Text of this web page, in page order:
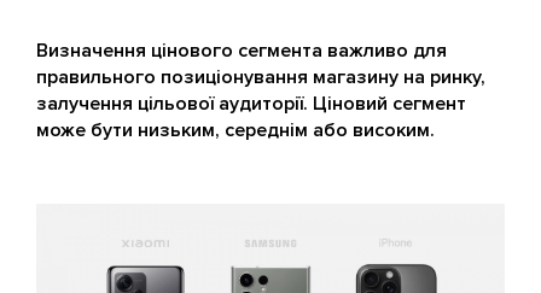
Визначення цінового сегмента важливо для
правильного позиціонування магазину на ринку,
залучення цільової аудиторії. Ціновий сегмент
може бути низьким, середнім або високим.